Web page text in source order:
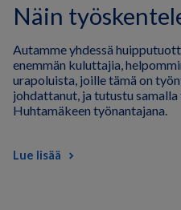
Näin
Autamme yhdessä
enemmän kuluttajia,
urapoluista, joille tämä on
johdattanut, ja tutustu
Huhtamäkeen työnantajana.
Lue lisää